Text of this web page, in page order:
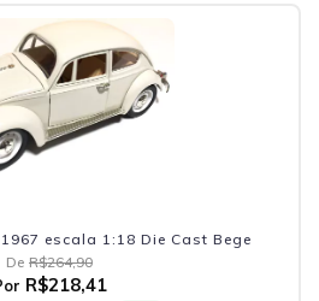
escala 1:18 Die Cast Bege
De R$264,90
R$218,41